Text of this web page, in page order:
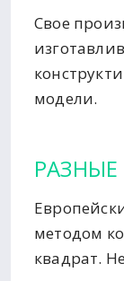
Свое
модели.
РАЗНЫЕ
методом
квадрат.